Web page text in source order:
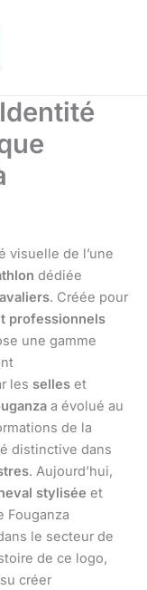
visuelle de l’une
dédiée
. Créée pour
professionnels
une gamme
les selles et
a évolué au
de la
distinctive dans
. Aujourd’hui,
stylisée et
Fouganza
le secteur de
de ce logo,
créer